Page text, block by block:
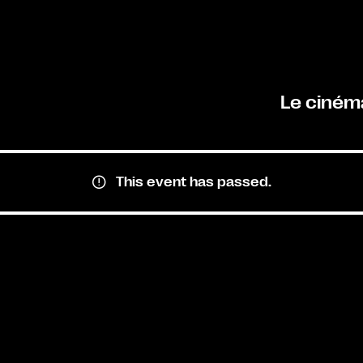
Le
This event has passed.